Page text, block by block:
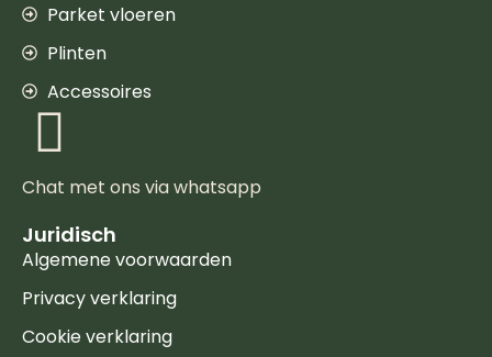
Parket vloeren
Plinten
Accessoires
Chat met ons via whatsapp
Juridisch
Algemene voorwaarden
Privacy verklaring
Cookie verklaring